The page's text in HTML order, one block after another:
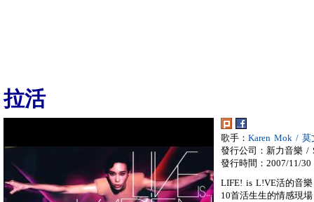
拉活
歌手： Karen Mok / 莫
發行公司：新力音樂 /
發行時間：2007/11/30
LIFE! is L!VE活的音
10首活生生的情感現場